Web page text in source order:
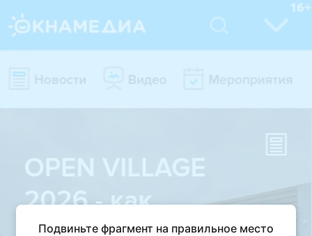
Подвиньте фрагмент на правильное место